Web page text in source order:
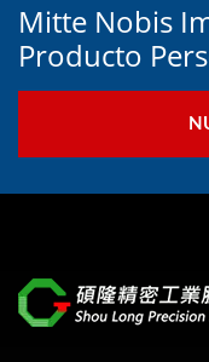
Mitte Nobis
Producto